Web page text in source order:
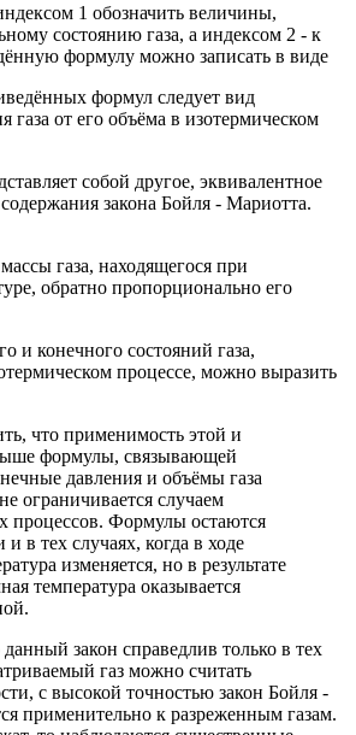
1 обозначить величины,
состоянию газа, а индексом 2 - к
формулу можно записать в виде
формул следует вид
газа от его объёма в изотермическом
собой другое, эквивалентное
закона Бойля - Мариотта.
газа, находящегося при
обратно пропорционально его
и конечного состояний газа,
процессе, можно выразить
что применимость этой и
формулы, связывающей
давления и объёмы газа
ограничивается случаем
процессов. Формулы остаются
в тех случаях, когда в ходе
изменяется, но в результате
температура оказывается
закон справедлив только в тех
газ можно считать
с высокой точностью закон Бойля -
применительно к разреженным газам.